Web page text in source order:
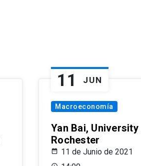
11 JUN
Macroeconomía
Yan Bai,
Rochester
11 de Junio de 2021